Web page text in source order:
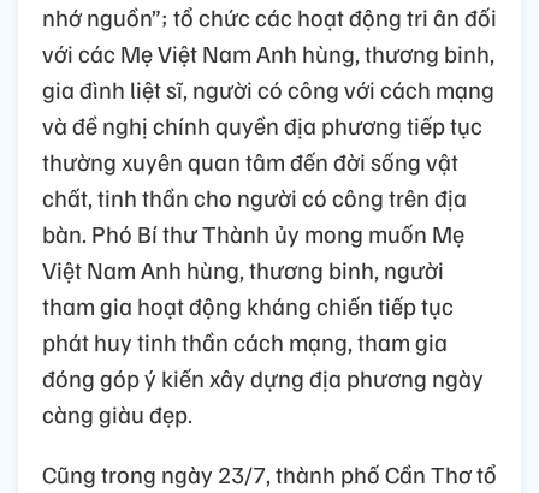
nhớ nguồn”; tổ chức các hoạt động tri ân đối
với các Mẹ Việt Nam Anh hùng, thương binh,
gia đình liệt sĩ, người có công với cách mạng
và đề nghị chính quyền địa phương tiếp tục
thường xuyên quan tâm đến đời sống vật
chất, tinh thần cho người có công trên địa
bàn. Phó Bí thư Thành ủy mong muốn Mẹ
Việt Nam Anh hùng, thương binh, người
tham gia hoạt động kháng chiến tiếp tục
phát huy tinh thần cách mạng, tham gia
đóng góp ý kiến xây dựng địa phương ngày
càng giàu đẹp.
Cũng trong ngày 23/7, thành phố Cần Thơ tổ